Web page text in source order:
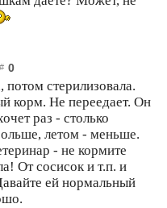
# 0
стерилизовала.
корм. Не переедает. Он
раз - столько
летом - меньше.
- не кормите
От сосисок и т.п. и
ей нормальный